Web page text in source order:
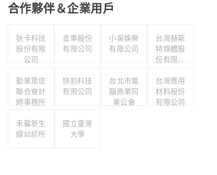
合作夥伴＆企業用戶
狄卡科技
股份有限
公司
金車股份
有限公司
小吳娛樂
有限公司
台灣赫斯
特媒體股
份有限公
勤業眾信
聯合會計
師事務所
快豹科技
有限公司
台北市電
腦商業同
業公會
台灣應用
材料股份
有限公司
禾馨新生
婦幼診所
國立臺灣
大學